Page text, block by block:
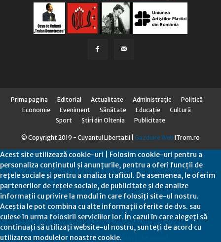
Prima pagina Editorial Actualitate Administraţie
Politică
Economie
Eveniment Sănătate Educaţie
Cultură
Sport
Știri din Oltenia Publicitate
© Copyright 2019 - Cuvantul Libertatii | Gazduire Web ITrom.ro
Acest site utilizează cookie-uri | Folosim cookie-uri pentru a
personaliza conținutul și anunțurile, pentru a oferi funcții de
rețele sociale și pentru a analiza traficul. De asemenea, le oferim
partenerilor de rețele sociale, de publicitate și de analize
informații cu privire la modul în care folosiți site-ul nostru.
Aceștia le pot combina cu alte informații oferite de dvs. sau
culese în urma folosirii serviciilor lor. În cazul în care alegeți să
continuați să utilizați website-ul nostru, sunteți de acord cu
utilizarea modulelor noastre cookie.